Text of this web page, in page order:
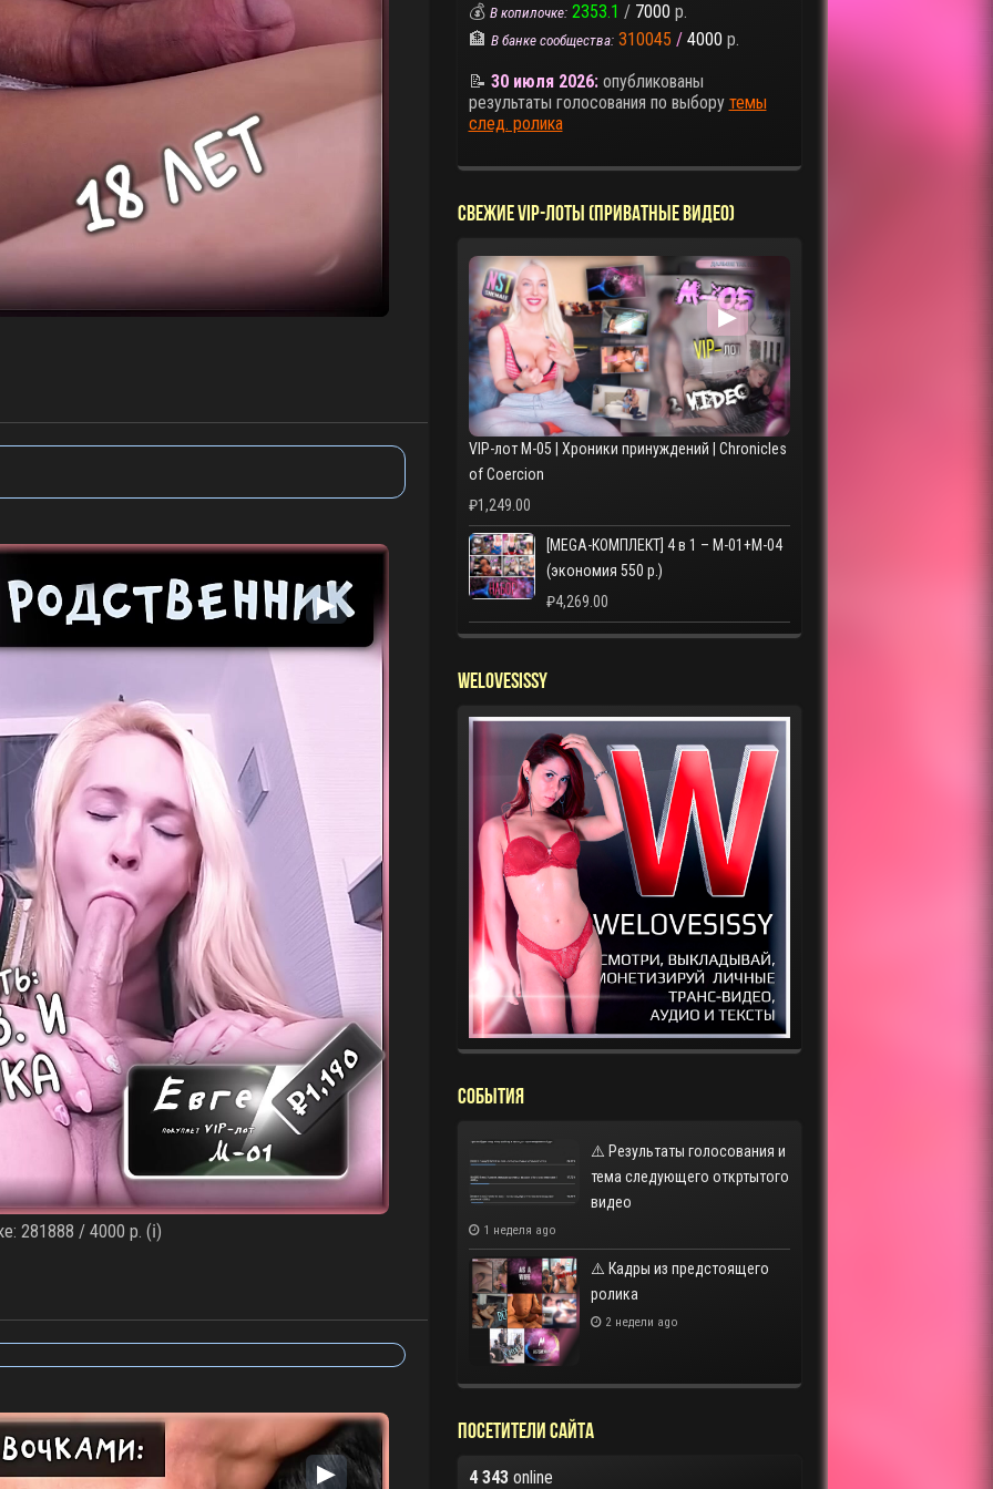
▶
281888 / 4000 р. (ℹ️)
▶
💰 В копилочке: 2353.1 / 7000 р.
🏦 В банке сообщества: 310045 / 4000 р.
📝 30 июля 2026:опубликованы
результаты голосования по выбору темы
след. ролика
СВЕЖИЕ VIP-ЛОТЫ (ПРИВАТНЫЕ ВИДЕО)
▶
VIP-лот M-05 | Хроники принуждений | Chronicles
of Coercion
₽1,249.00
[MEGA-КОМПЛЕКТ] 4 в 1 – M-01+M-04
(экономия 550 р.)
₽4,269.00
WELOVESISSY
СОБЫТИЯ
⚠️ Результаты голосования и
тема следующего откртытого
видео
1 неделя ago
⚠️ Кадры из предстоящего
ролика
2 недели ago
Посетители сайта
4 343online